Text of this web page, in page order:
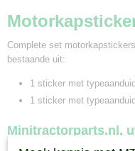
0,20 Kg
Complete set
bestaande uit:
1 sticker met
1 sticker met
Minitractorparts.nl,